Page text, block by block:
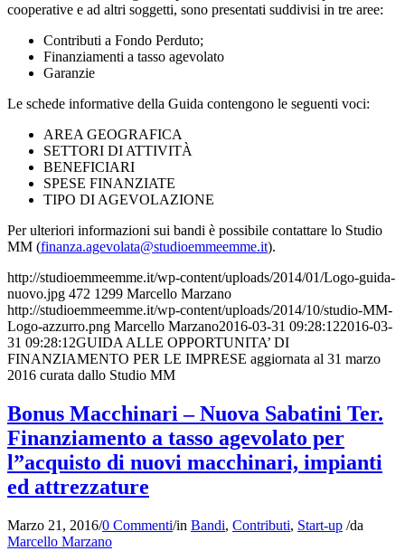
cooperative e ad altri soggetti, sono presentati suddivisi in tre aree:
Contributi a Fondo Perduto;
Finanziamenti a tasso agevolato
Garanzie
Le schede informative della Guida contengono le seguenti voci:
AREA GEOGRAFICA
SETTORI DI ATTIVITÀ
BENEFICIARI
SPESE FINANZIATE
TIPO DI AGEVOLAZIONE
Per ulteriori informazioni sui bandi è possibile contattare lo Studio
MM (finanza.agevolata@studioemmeemme.it).
http://studioemmeemme.it/wp-content/uploads/2014/01/Logo-guida-
nuovo.jpg 472 1299 Marcello Marzano
http://studioemmeemme.it/wp-content/uploads/2014/10/studio-MM-
Logo-azzurro.png Marcello Marzano2016-03-31 09:28:122016-03-
31 09:28:12GUIDA ALLE OPPORTUNITA’ DI
FINANZIAMENTO PER LE IMPRESE aggiornata al 31 marzo
2016 curata dallo Studio MM
Bonus Macchinari – Nuova Sabatini Ter.
Finanziamento a tasso agevolato per
l”acquisto di nuovi macchinari, impianti
ed attrezzature
Marzo 21, 2016/0 Commenti/in Bandi, Contributi, Start-up /da
Marcello Marzano